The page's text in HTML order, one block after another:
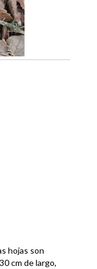
hojas son
cm de largo,